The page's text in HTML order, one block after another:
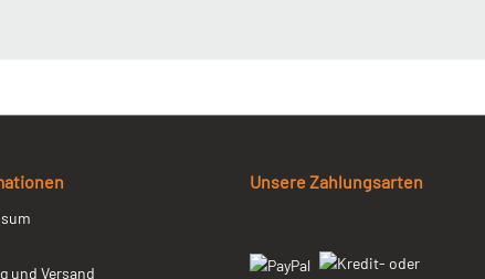
und Versand
Unsere Zahlungsarten